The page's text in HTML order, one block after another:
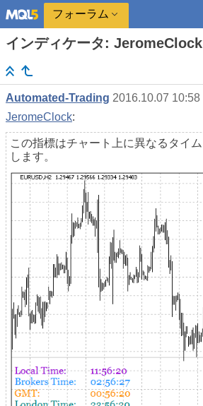
フォーラム
インディケータ: JeromeClock
Automated-Trading 2016.10.07 10:58
JeromeClock:
この指標はチャート上に異なるタイ
します。